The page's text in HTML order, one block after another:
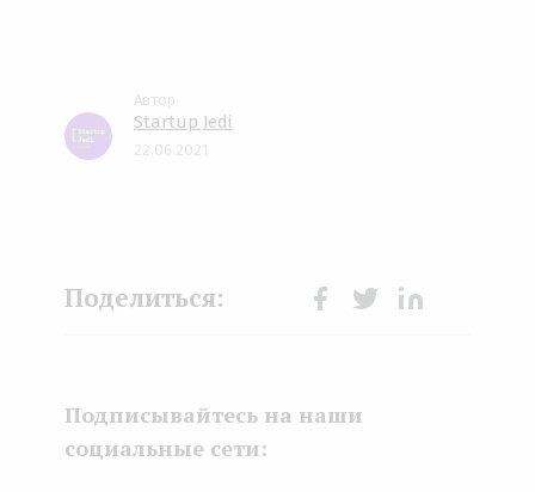
Startup Jedi
22.06.2021
k
Подписывайтесь на наши
социальные сети: